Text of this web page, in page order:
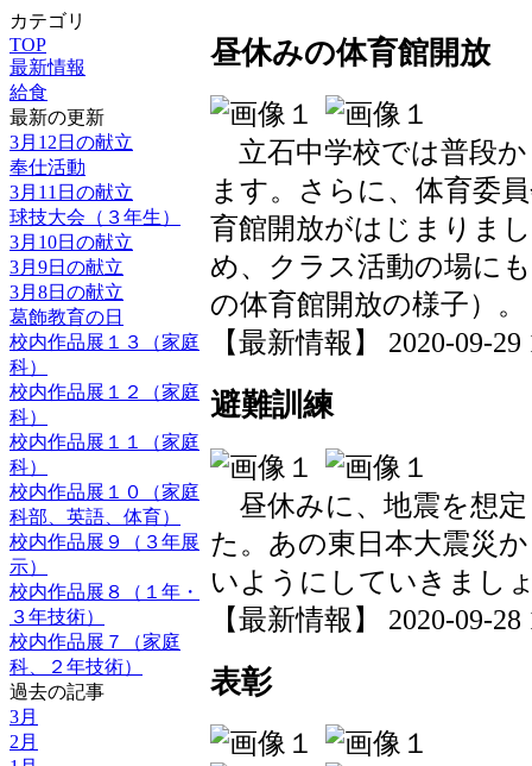
カテゴリ
TOP
最新情報
給食
最新の更新
3月12日の献立
奉仕活動
3月11日の献立
球技大会（３年生）
3月10日の献立
3月9日の献立
3月8日の献立
葛飾教育の日
校内作品展１３（家庭
科）
校内作品展１２（家庭
科）
校内作品展１１（家庭
科）
校内作品展１０（家庭
科部、英語、体育）
校内作品展９（３年展
示）
校内作品展８（１年・
３年技術）
校内作品展７（家庭
科、２年技術）
過去の記事
3月
2月
昼休みの体育館開放
立石中学校では普段
ます。さらに、体育委
育館開放がはじまりま
め、クラス活動の場に
の体育館開放の様子）。
【最新情報】 2020-09-29
避難訓練
昼休みに、地震を想
た。あの東日本大震災
いようにしていきまし
【最新情報】 2020-09-28
表彰